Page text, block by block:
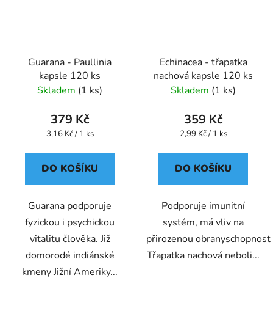
Guarana - Paullinia
kapsle 120 ks
Skladem (1 ks)
379 Kč
Měrná
3,16 Kč / 1 ks
DO KOŠÍKU
Guarana podporuje
fyzickou i psychickou
vitalitu člověka. Již
domorodé indiánské
kmeny Jižní Ameriky...
Echinacea - třapatka
nachová kapsle 120 ks
Skladem (1 ks)
359 Kč
Měrná
2,99 Kč / 1 ks
DO KOŠÍKU
Podporuje imunitní
systém, má vliv na
přirozenou
Třapatka nachová neboli...